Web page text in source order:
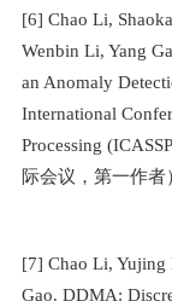
[6] Chao Li,
Wenbin Li, Yang
an Anomaly
International
Processing
际会议，第一作者
[7] Chao Li, Yujing
Gao. DDMA: